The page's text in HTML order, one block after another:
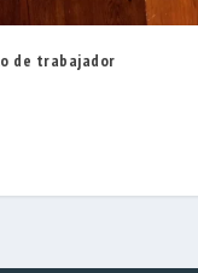
de trabajador